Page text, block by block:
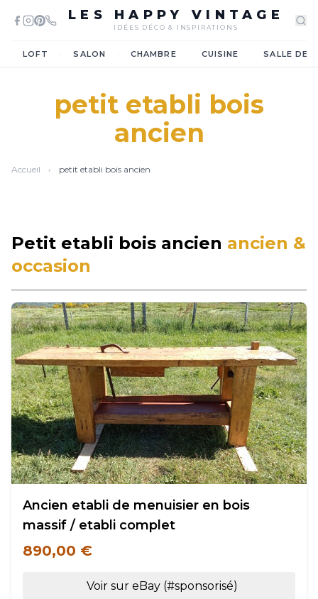
LES HAPPY VINTAGE
IDÉES DÉCO & INSPIRATIONS
LOFT SALON CHAMBRE CUISINE SALLE DE
petit etabli bois
ancien
Accueil › petit etabli bois ancien
Petit etabli bois ancien ancien &
occasion
Ancien etabli de menuisier en bois
massif / etabli complet
890,00 €
Voir sur eBay (#sponsorisé)